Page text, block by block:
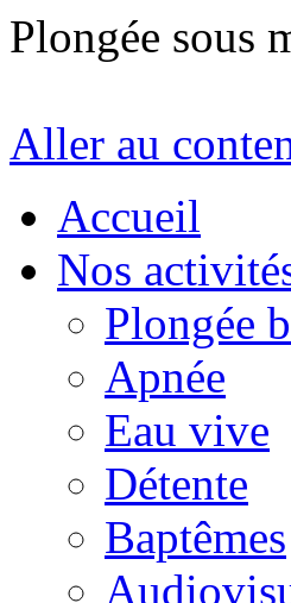
Plongée sous
Aller au
Accueil
Nos
Plongée
Apnée
Eau vive
Détente
Baptêmes